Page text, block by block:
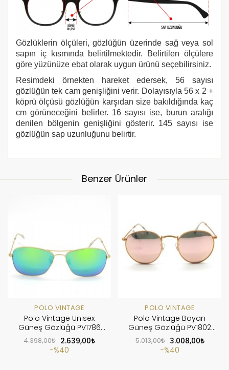
Gözlüklerin ölçüleri, gözlüğün üzerinde sağ veya sol
sapın iç kısmında belirtilmektedir. Belirtilen ölçülere
göre yüzünüze ebat olarak uygun ürünü seçebilirsiniz.
Resimdeki örnekten hareket edersek, 56 sayısı
gözlüğün tek cam genişliğini verir. Dolayısıyla 56 x 2 +
köprü ölçüsü gözlüğün karşıdan size bakıldığında kaç
cm görüneceğini belirler. 16 sayısı ise, burun aralığı
denilen bölgenin genişliğini gösterir. 145 sayısı ise
gözlüğün sap uzunluğunu belirtir.
Benzer Ürünler
POLO VINTAGE
Polo Vintage Unisex
Güneş Gözlüğü PV1786
C6
4.398,00
2.639,00
%40
POLO VINTAGE
Polo Vintage Bayan
Güneş Gözlüğü PV1802
C13
5.013,00
3.008,00
%40